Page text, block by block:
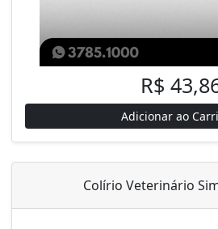
R$
Adicionar ao
Colírio Veterinário